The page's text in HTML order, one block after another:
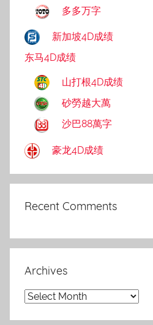
多多万字
新加坡4D成绩
东马4D成绩
山打根4D成绩
砂勞越大萬
沙巴88萬字
豪龙4D成绩
Recent Comments
Archives
Archives